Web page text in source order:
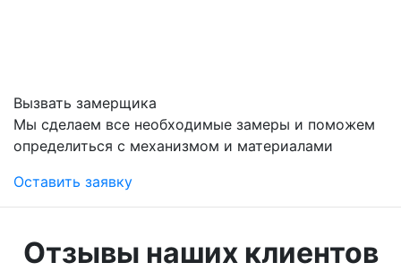
Вызвать замерщика
Мы сделаем все необходимые замеры и поможем
определиться с механизмом и материалами
Оставить заявку
Отзывы наших клиентов